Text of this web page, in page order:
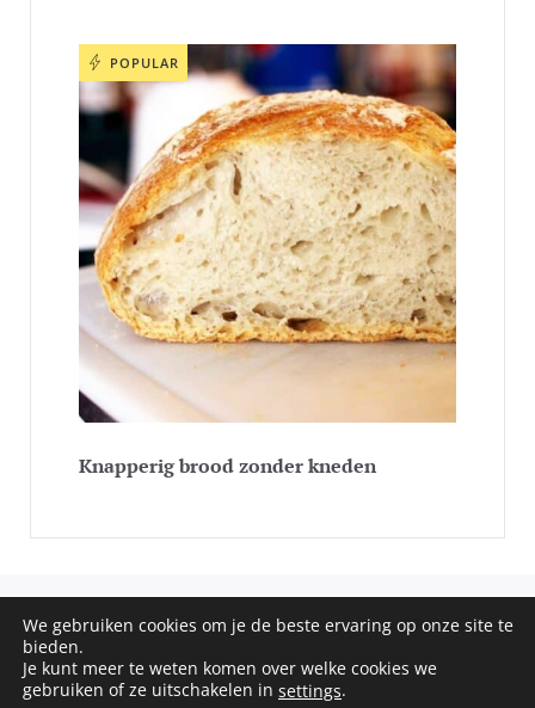
POPULAR
Knapperig brood zonder kneden
COPYRIGHT © 2020 - 2026 SOS RECEPTEN. ALL RIGHTS
RESERVED
We gebruiken cookies om je de beste ervaring op onze site te
bieden.
Je kunt meer te weten komen over welke cookies we
gebruiken of ze uitschakelen in settings.